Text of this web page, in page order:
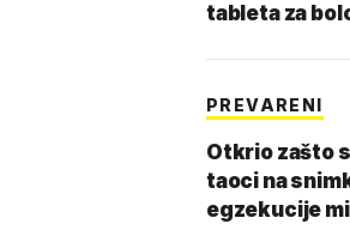
tableta za
PREVARENI
Otkrio zašto
taoci na
egzekucije